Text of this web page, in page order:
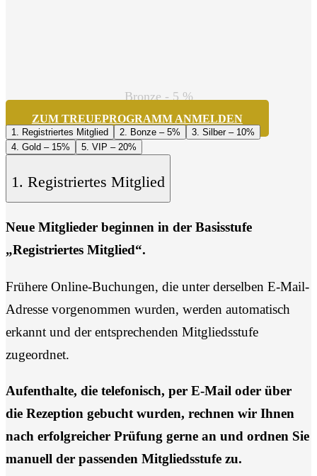
Bronze - 5 %
ZUM TREUEPROGRAMM ANMELDEN
1. Registriertes Mitglied 2. Bonze – 5%
3. Silber – 10%
4. Gold – 15%
5. VIP – 20%
1. Registriertes Mitglied
Neue Mitglieder beginnen in der Basisstufe
„Registriertes Mitglied“.
Frühere Online-Buchungen, die unter derselben E-Mail-
Adresse vorgenommen wurden, werden automatisch
erkannt und der entsprechenden Mitgliedsstufe
zugeordnet.
Aufenthalte, die telefonisch, per E-Mail oder über
die Rezeption gebucht wurden, rechnen wir Ihnen
nach erfolgreicher Prüfung gerne an und ordnen Sie
manuell der passenden Mitgliedsstufe zu.